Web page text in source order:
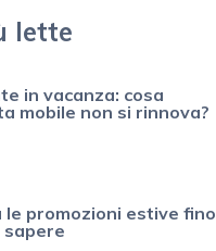
lette
in vacanza: cosa
mobile non si rinnova?
le promozioni estive fino
sapere